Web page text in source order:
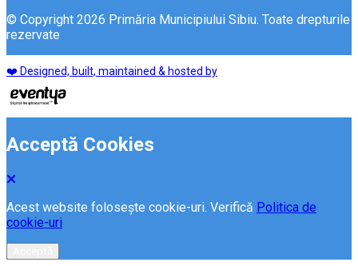
© Copyright 2026 Primăria Municipiului Sibiu. Toate drepturile
rezervate
❤️ Designed, built, maintained & hosted by
Acceptă Cookies
Acest website folosește cookie-uri. Verifică Politica de
cookie-uri